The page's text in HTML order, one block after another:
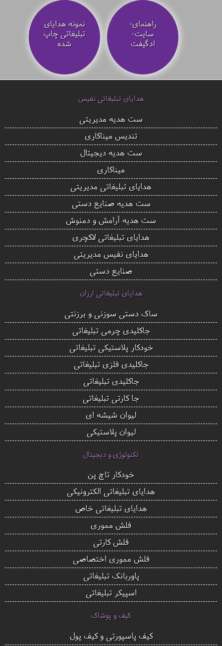
راهنمای-
سایت-
ادگیفت
نمونه هدایای
تبلیغاتی چاپ
شده
هدایای تبلیغاتی نفیس
ست هدیه مدیریتی
تندیس میناکاری
ست هدیه دیجیتال
میناکاری
هدایای تبلیغاتی مدیریتی
ست هدیه صنایع دستی
ست هدیه آرامش و دمنوش
هدایای تبلیغاتی لاکچری
هدایای نفیس مدیریتی
صنایع دستی
هدایای تبلیغاتی ارزان
ساک دستی سوزنی و برزنتی
جاکلیدی چرمی تبلیغاتی
خودکار پلاستیکی تبلیغاتی
جاکلیدی فلزی تبلیغاتی
جاکلیدی تبلیغاتی
جا کارتی تبلیغاتی
لیوان شیشه ای
لیوان پلاستیکی
تکنولوژی و دیجیتال
خودکار تاچ پن
هدایای تبلیغاتی الکترونیکی
هدایای تبلیغاتی خاص
فلش مموری
فلش کارتی
فلش مموری اختصاصی
پاوربانک تبلیغاتی
اسپیکر تبلیغاتی
کیف و پوشاک
کیف پاسپورتی و کیف پول